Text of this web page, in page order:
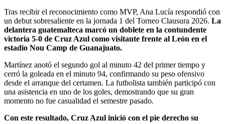
Tras recibir el reconocimiento como MVP, Ana Lucía respondió con
un debut sobresaliente en la jornada 1 del Torneo Clausura 2026. La
delantera guatemalteca marcó un doblete en la contundente
victoria 5-0 de Cruz Azul como visitante frente al León en el
estadio Nou Camp de Guanajuato.
Martínez anotó el segundo gol al minuto 42 del primer tiempo y
cerró la goleada en el minuto 94, confirmando su peso ofensivo
desde el arranque del certamen. La futbolista también participó con
una asistencia en uno de los goles, demostrando que su gran
momento no fue casualidad el semestre pasado.
Con este resultado, Cruz Azul inició con el pie derecho su